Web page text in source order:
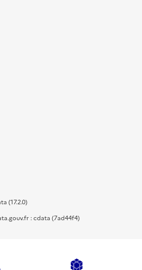
(17.2.0)
: cdata (7ad44f4)